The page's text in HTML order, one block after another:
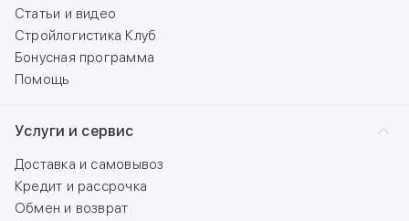
Статьи и видео
Стройлогистика Клуб
Бонусная программа
Помощь
Услуги и сервис
Доставка и самовывоз
Кредит и рассрочка
Обмен и возврат